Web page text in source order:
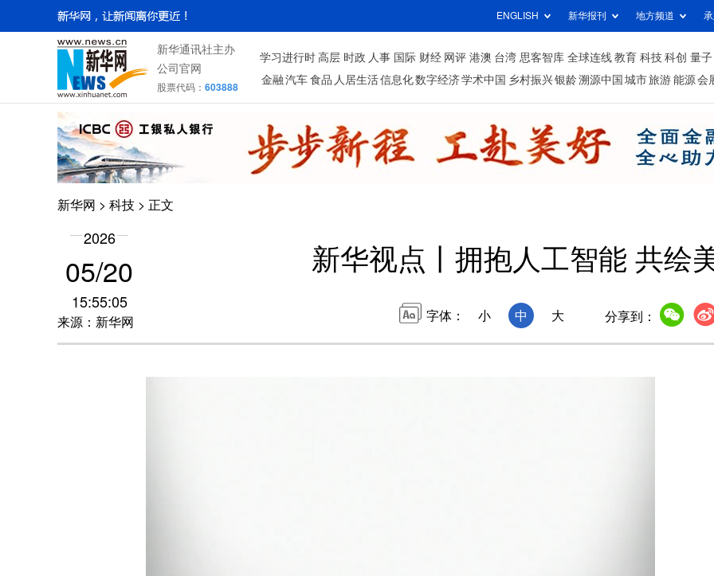
ENGLISH 新华报刊 地方频道
新华通讯社主办
公司官网
股票代码： 603888
学习进行时 高层 时政 人事 国际 财经 网评 港澳 台湾 思客智库 全球连线 教育 科技 科创 量子
金融 汽车 食品 人居生活信息化数字经济学术中国 乡村振兴银龄溯源中国 城市旅游 能源 会
新华网 > 科技 > 正文
2026
05/20
15:55:05
来源：新华网
新华视点丨拥抱人工智能 共绘
字体： 小 中 大 分享到：